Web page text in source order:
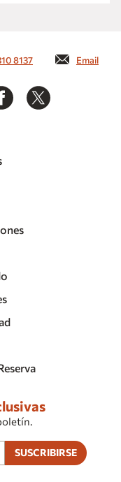
8137 Email
SUSCRIBIRSE